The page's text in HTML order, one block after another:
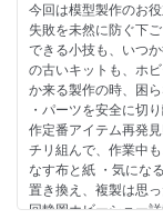
・東武タミヤモデラ
・第34回ピットロー
・猛暑を吹き飛ばせ!
・第31回関東学生模
・ワンダーフェステ
・2025レゾリュート
・MA艦船情報局 スペ
・でものはつもの
・ブックレビュー
・リーダーズクラブ
1/48： 岸田 賢
・フィギュアで作品
・キット開発者に聞
・1/48、1/72で揃い
ロッキード マーチ
【特別記事】
・海自現役哨戒機が
P-3C オライオン X-
海上自衛隊 P-1 哨
今回は模型製作のお
失敗を未然に防ぐ下
できる小技も、いつ
の古いキットも、ホ
か来る製作の時、困
・パーツを安全に切
作定番アイテム再発
チリ組んで、作業中
なす布と紙 ・気にな
置き換え、複製は思
回静岡ホビーショー